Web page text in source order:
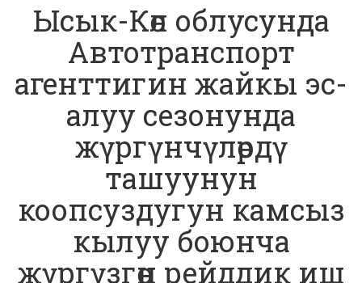
Ысык-Көл облусунда
Автотранспорт
агенттигин жайкы эс-
алуу сезонунда
жүргүнчүлөрдү
ташуунун
коопсуздугун камсыз
кылуу боюнча
жүргүзгөн рейддик иш